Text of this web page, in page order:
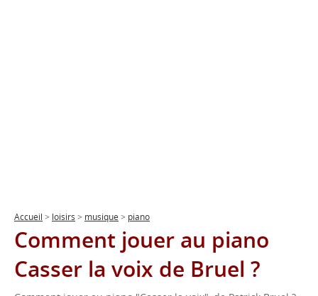
Accueil > loisirs > musique > piano
Comment jouer au piano
Casser la voix de Bruel ?